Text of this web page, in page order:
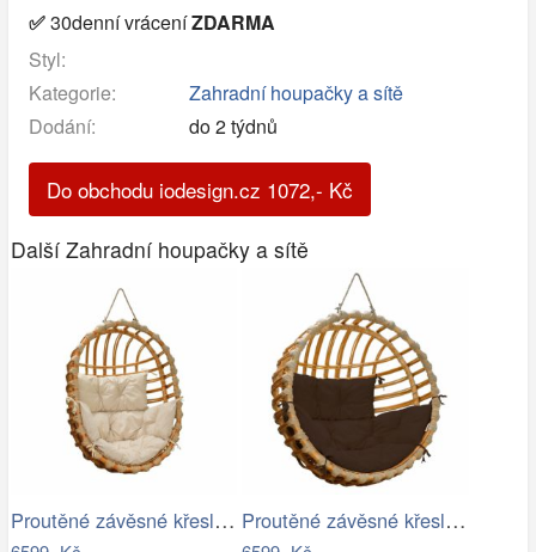
✅30denní vráceníZDARMA
Styl:
Kategorie:
Zahradní houpačky a sítě
Dodání:
do 2 týdnů
Do obchodu iodesign.cz 1072,- Kč
Další Zahradní houpačky a sítě
Proutěné závěsné křeslo Lena, přírodní… Proutěné závěsné křeslo Elis, přírodní…